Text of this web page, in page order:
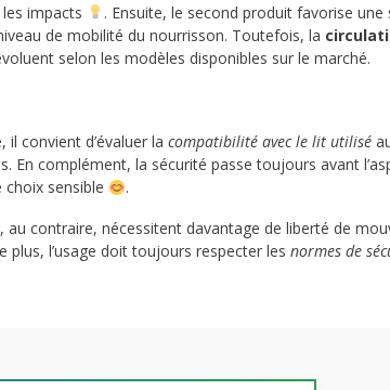
impacts . Ensuite, le second produit favorise une
de mobilité du nourrisson. Toutefois, la
selon les modèles disponibles sur le marché.
il convient d’évaluer la compatibilité avec le lit utilisé
complément, la sécurité passe toujours avant
sensible
.
au contraire, nécessitent davantage de liberté de
l’usage doit toujours respecter les normes de